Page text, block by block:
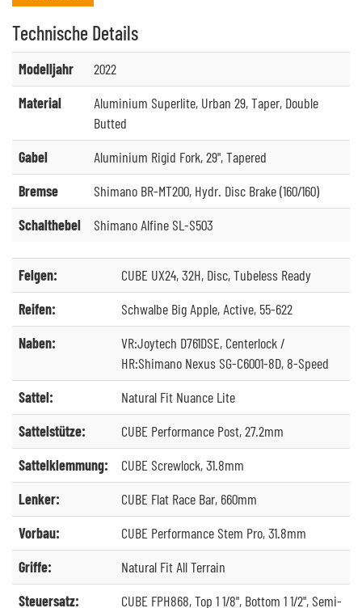
Technische Details
Modelljahr
2022
Material
Aluminium Superlite, Urban 29, Taper, Double
Butted
Gabel
Aluminium Rigid Fork, 29", Tapered
Bremse
Shimano BR-MT200, Hydr. Disc Brake (160/160)
Schalthebel
Shimano Alfine SL-S503
Felgen:
CUBE UX24, 32H, Disc, Tubeless Ready
Reifen:
Schwalbe Big Apple, Active, 55-622
Naben:
VR:Joytech D761DSE, Centerlock /
HR:Shimano Nexus SG-C6001-8D, 8-Speed
Sattel:
Natural Fit Nuance Lite
Sattelstütze:
CUBE Performance Post, 27.2mm
Sattelklemmung:
CUBE Screwlock, 31.8mm
Lenker:
CUBE Flat Race Bar, 660mm
Vorbau:
CUBE Performance Stem Pro, 31.8mm
Griffe:
Natural Fit All Terrain
Steuersatz:
CUBE FPH868, Top 1 1/8", Bottom 1 1/2", Semi-